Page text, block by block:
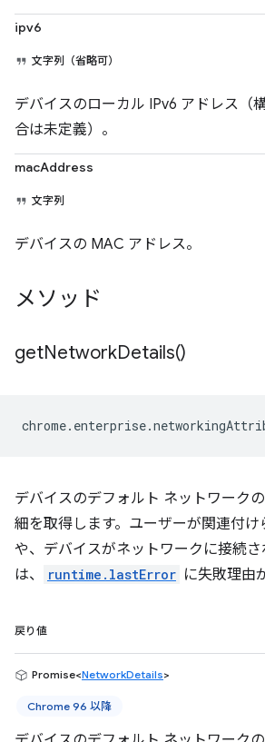
ipv6
文字列（省略可）
デバイスのローカル IPv6 アドレス（
合は未定義）。
macAddress
文字列
デバイスの MAC アドレス。
メソッド
getNetworkDetails()
chrome. enterprise.
デバイスのデフォルト ネットワーク
細を取得します。ユーザーが関連付
や、デバイスがネットワークに接続
は、
runtime.lastError に失敗理由
戻り値
Promise<NetworkDetails>
Chrome 96 以降